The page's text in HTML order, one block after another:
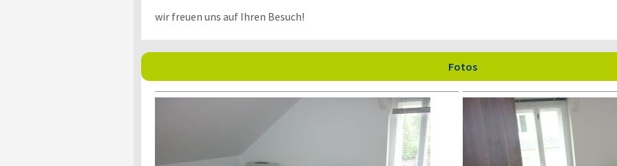
wir freuen uns auf Ihren Besuch!
Fotos